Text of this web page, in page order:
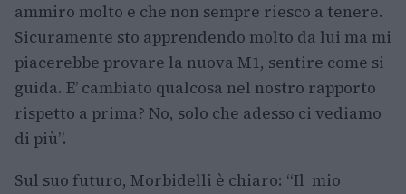
ammiro molto e che non sempre riesco a tenere.
Sicuramente sto apprendendo molto da lui ma mi
piacerebbe provare la nuova M1, sentire come si
guida. E’ cambiato qualcosa nel nostro rapporto
rispetto a prima? No, solo che adesso ci vediamo
di più”.
Sul suo futuro, Morbidelli è chiaro: “Il mio